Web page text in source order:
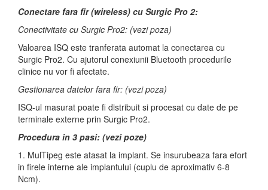
Conectare fara fir (wireless) cu Surgic Pro 2:
Conectivitate cu Surgic Pro2: (vezi poza)
Valoarea ISQ este tranferata automat la conectarea cu
Surgic Pro2. Cu ajutorul conexiunii Bluetooth procedurile
clinice nu vor fi afectate.
Gestionarea datelor fara fir: (vezi poza)
ISQ-ul masurat poate fi distribuit si procesat cu date de pe
terminale externe prin Surgic Pro2.
Procedura in 3 pasi: (vezi poze)
1. MulTipeg este atasat la implant. Se insurubeaza fara efort
in firele interne ale implantului (cuplu de aproximativ 6-8
Ncm).